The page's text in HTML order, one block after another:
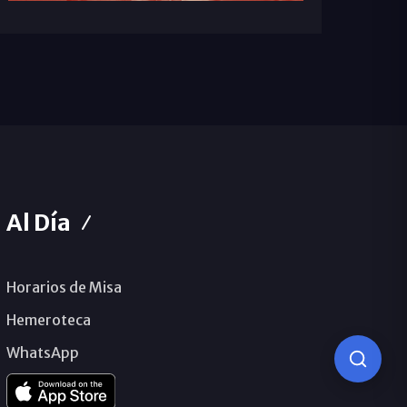
Al Día
Horarios de Misa
Hemeroteca
WhatsApp